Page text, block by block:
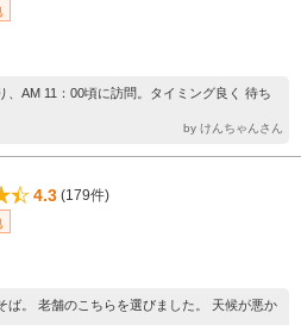
AM 11：00頃に訪問。タイミング良く 待ち
by けんちゃんさん
4.3 (179件)
ば。 老舗のこちらを選びました。 天候が悪か